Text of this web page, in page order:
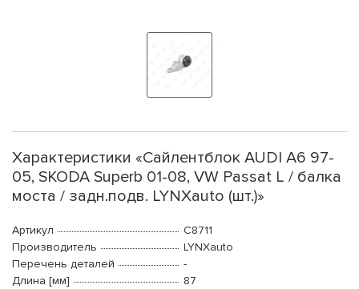
Характеристики «Сайлентблок AUDI A6 97-
05, SKODA Superb 01-08, VW Passat L / балка
моста / задн.подв. LYNXauto (шт.)»
Артикул
C8711
Производитель
LYNXauto
Перечень деталей
-
Длина [мм]
87